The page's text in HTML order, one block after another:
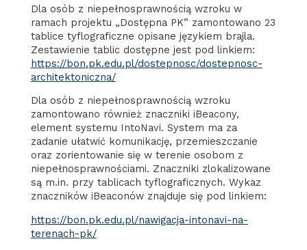
Dla osób z niepełnosprawnością wzroku w
ramach projektu „Dostępna PK” zamontowano 23
tablice tyflograficzne opisane językiem brajla.
Zestawienie tablic dostępne jest pod linkiem:
https://bon.pk.edu.pl/dostepnosc/dostepnosc-
architektoniczna/
Dla osób z niepełnosprawnością wzroku
zamontowano również znaczniki iBeacony,
element systemu IntoNavi. System ma za
zadanie ułatwić komunikację, przemieszczanie
oraz zorientowanie się w terenie osobom z
niepełnosprawnościami. Znaczniki zlokalizowane
są m.in. przy tablicach tyflograficznych. Wykaz
znaczników iBeaconów znajduje się pod linkiem:
https://bon.pk.edu.pl/nawigacja-intonavi-na-
terenach-pk/